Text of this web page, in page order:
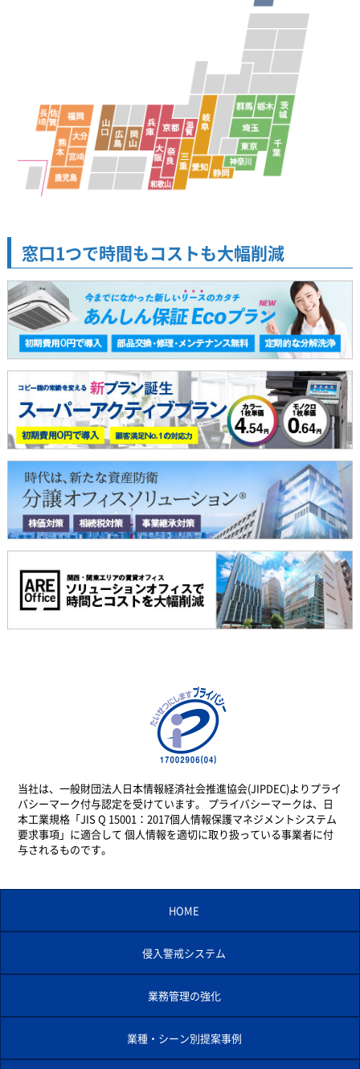
窓口1つで時間もコストも大幅削減
当社は、一般財団法人日本情報経済社会推進協会(JIPDEC)よりプライ
バシーマーク付与認定を受けています。 プライバシーマークは、日
本工業規格「JIS Q 15001：2017個人情報保護マネジメントシステム
要求事項」に適合して 個人情報を適切に取り扱っている事業者に付
与されるものです。
HOME
侵入警戒システム
業務管理の強化
業種・シーン別提案事例